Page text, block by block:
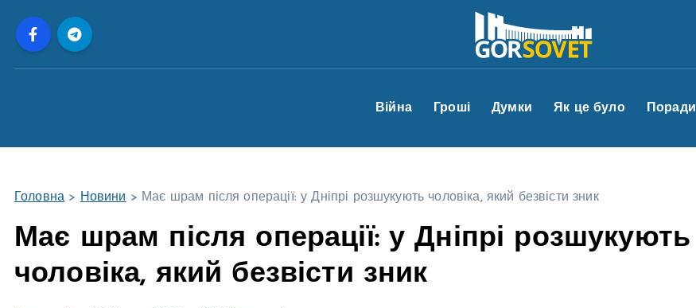
Війна Гроші Думки Як це було Поради
Головна > Новини > Має шрам після операції: у Дніпрі розшукують чоловіка, який безвісти зник
Має шрам після операції: у Дніпрі розшукують
чоловіка, який безвісти зник